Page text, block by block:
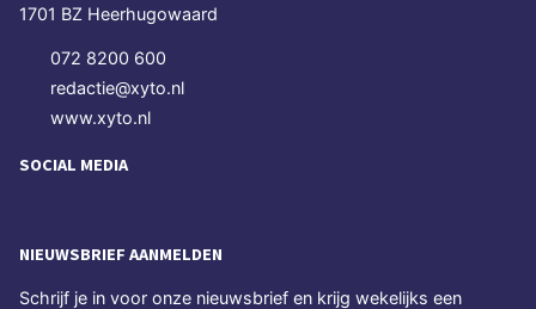
1701 BZ Heerhugowaard
072 8200 600
redactie@xyto.nl
www.xyto.nl
SOCIAL MEDIA
NIEUWSBRIEF AANMELDEN
Schrijf je in voor onze nieuwsbrief en krijg wekelijks een